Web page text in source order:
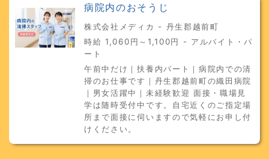
病院内のおそうじ
株式会社メディカ - 丹生郡越前町
時給 1,060円～1,100円 - アルバイト・パ
ート
午前中だけ｜扶養内パート｜病院内での清
掃のお仕事です｜丹生郡越前町の織田病院
｜男女活躍中｜未経験歓迎 面接・職場見
学は随時受付中です。自宅近くのご指定場
所まで面接に伺いますので気軽にお申し付
けください。